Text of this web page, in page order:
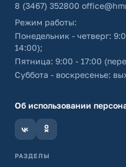
8 (3467) 352800
Режим работы:
Понедельник - четверг:
14:00);
Пятница: 9:00 - 17:00
Суббота - воскресенье:
Об использовании
РАЗДЕЛЫ